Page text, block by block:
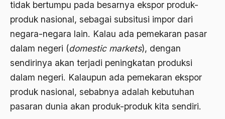
tidak bertumpu pada besarnya ekspor produk-
produk nasional, sebagai subsitusi impor dari
negara-negara lain. Kalau ada pemekaran pasar
dalam negeri (domestic markets), dengan
sendirinya akan terjadi peningkatan produksi
dalam negeri. Kalaupun ada pemekaran ekspor
produk nasional, sebabnya adalah kebutuhan
pasaran dunia akan produk-produk kita sendiri.
agama populer
Agamawan
Agenda Nasional
agraris